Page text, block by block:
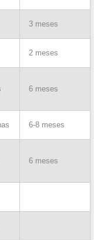
3 meses
2 meses
6 meses
6-8 meses
6 meses